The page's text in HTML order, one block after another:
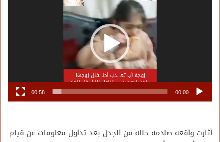
00:00
00:58
أثارت واقعة صادمة حالة من الجدل بعد تداول معلومات عن قيام